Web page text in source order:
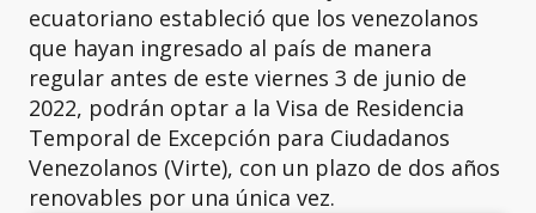
ecuatoriano estableció que los venezolanos
que hayan ingresado al país de manera
regular antes de este viernes 3 de junio de
2022, podrán optar a la Visa de Residencia
Temporal de Excepción para Ciudadanos
Venezolanos (Virte), con un plazo de dos años
renovables por una única vez.